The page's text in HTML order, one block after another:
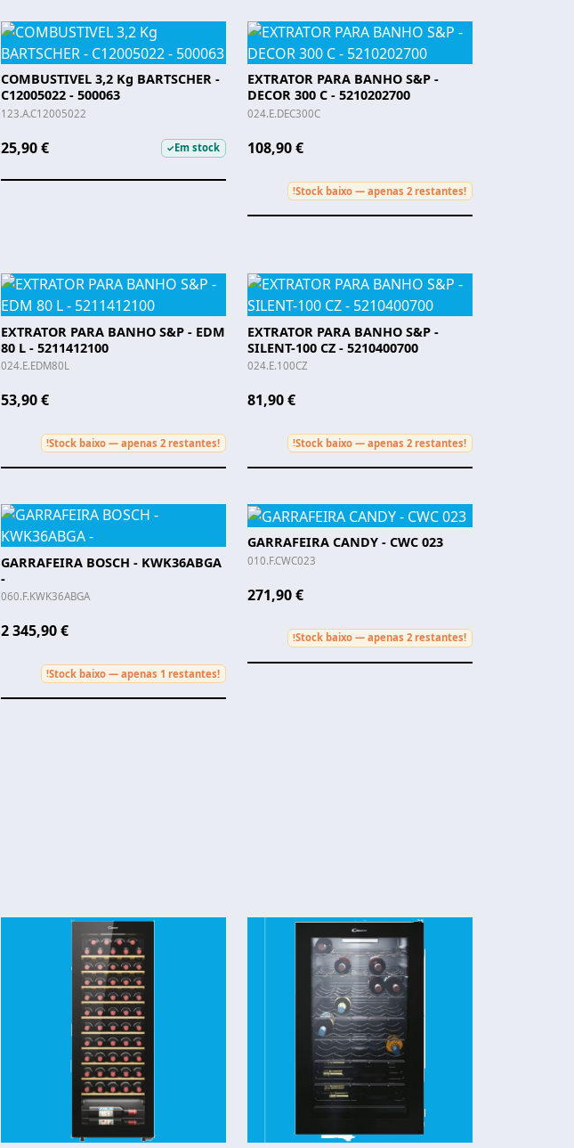
COMBUSTIVEL 3,2 Kg BARTSCHER -
C12005022 - 500063
123.A.C12005022
25,90 € ✓Em stock
EXTRATOR PARA BANHO S&P -
DECOR 300 C - 5210202700
024.E.DEC300C
108,90 €
!Stock baixo — apenas 2 restantes!
EXTRATOR PARA BANHO S&P - EDM
80 L - 5211412100
024.E.EDM80L
53,90 €
!Stock baixo — apenas 2 restantes!
EXTRATOR PARA BANHO S&P -
SILENT-100 CZ - 5210400700
024.E.100CZ
81,90 €
!Stock baixo — apenas 2 restantes!
GARRAFEIRA BOSCH - KWK36ABGA
-
060.F.KWK36ABGA
2 345,90 €
!Stock baixo — apenas 1 restantes!
GARRAFEIRA CANDY - CWC 023
010.F.CWC023
271,90 €
!Stock baixo — apenas 2 restantes!